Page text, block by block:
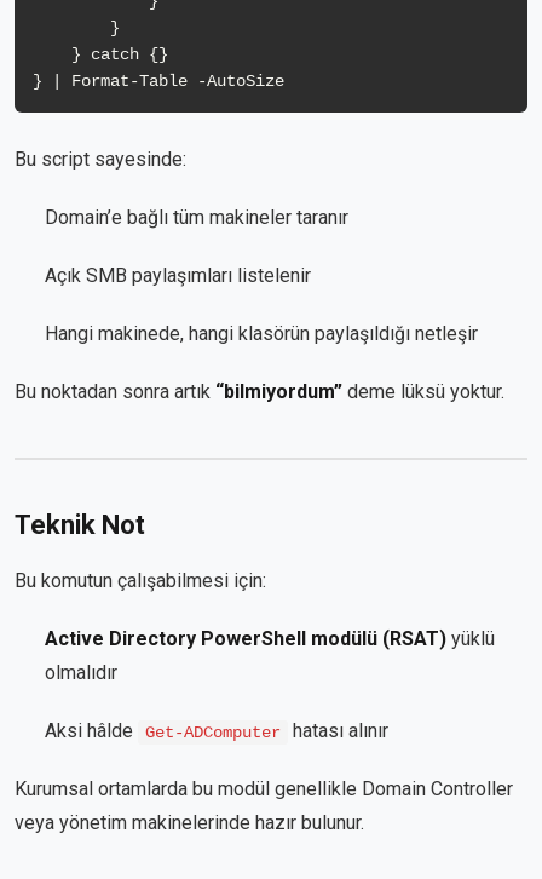
Bu script sayesinde:
Domain’e bağlı tüm makineler taranır
Açık SMB paylaşımları listelenir
Hangi makinede, hangi klasörün paylaşıldığı netleşir
Bu noktadan sonra artık “bilmiyordum” deme lüksü yoktur.
Teknik Not
Bu komutun çalışabilmesi için:
Active Directory PowerShell modülü (RSAT) yüklü
olmalıdır
Aksi hâlde Get-ADComputer hatası alınır
Kurumsal ortamlarda bu modül genellikle Domain Controller
veya yönetim makinelerinde hazır bulunur.